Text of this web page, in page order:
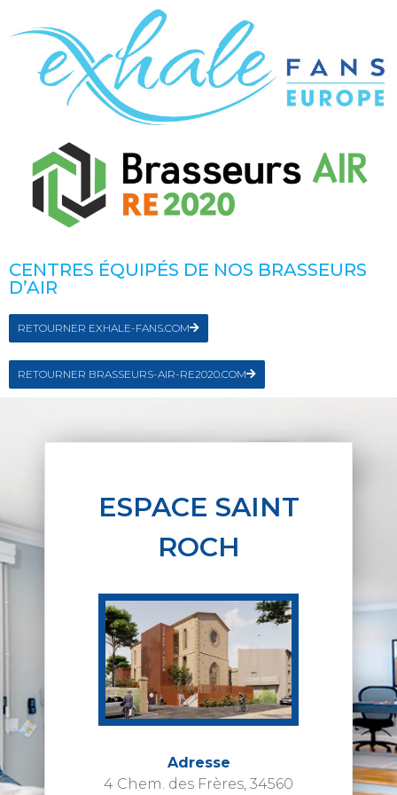
CENTRES ÉQUIPÉS DE NOS BRASSEURS
D’AIR
RETOURNER EXHALE-FANS.COM
RETOURNER BRASSEURS-AIR-RE2020.COM
ESPACE SAINT
ROCH
Adresse
4 Chem. des Frères, 34560